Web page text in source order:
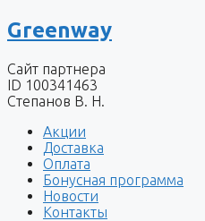
Перейти
к
Greenway
Сайт партнера
ID 100341463
Степанов В. Н.
Акции
Доставка
Оплата
Бонусная программа
Новости
Контакты